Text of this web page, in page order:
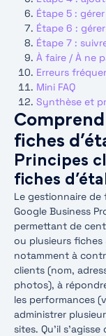
Étape 5 :
Étape 6 :
Étape 7 :
À faire / À ne
Erreurs
Mini FAQ
Synthèse et
fiches
Principes
fiches
Le gestionnaire de
Google Business
permettant de
ou plusieurs fiches
notamment à
clients (nom,
photos), à
les performances
administrer
sites. Qu’il